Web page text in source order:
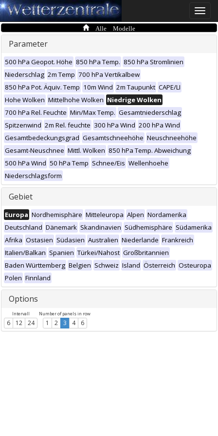
Toggle
Alle Modelle
Parameter
500 hPa Geopot. Höhe 850 hPa Temp. 850 hPa Stromlinien
Niederschlag 2m Temp 700 hPa Vertikalbew
850 hPa Pot. Äquiv. Temp 10m Wind 2m Taupunkt CAPE/LI
Hohe Wolken Mittelhohe Wolken Niedrige Wolken
700 hPa Rel. Feuchte Min/Max Temp. Gesamtniederschlag
Spitzenwind 2m Rel. feuchte 300 hPa Wind 200 hPa Wind
Gesamtbedeckungsgrad Gesamtschneehöhe Neuschneehöhe
Gesamt-Neuschnee Mittl. Wolken 850 hPa Temp. Abweichung
500 hPa Wind 50 hPa Temp Schnee/Eis Wellenhoehe
Niederschlagsform
Gebiet
Europa Nordhemisphäre Mitteleuropa Alpen Nordamerika
Deutschland Dänemark Skandinavien Südhemisphäre Südamerika
Afrika Ostasien Südasien Australien Niederlande Frankreich
Italien/Balkan Spanien Türkei/Nahost Großbritannien
Baden Württemberg Belgien Schweiz Island Österreich Osteuropa
Polen Finnland
Options
Intervall
6 12 24
Number of panels in row
1 2 3 4 6